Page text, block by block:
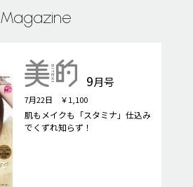
Magazine
9月号
7月22日 ￥1,100
肌もメイクも「スタミナ」仕込み
でくずれ知らず！